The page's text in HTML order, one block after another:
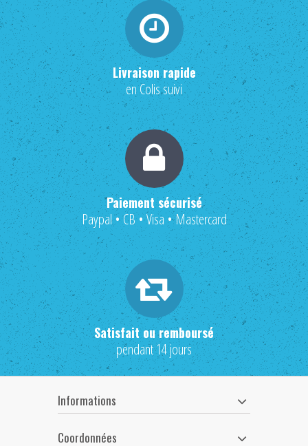
Livraison rapide
en Colis suivi
Paiement sécurisé
Paypal • CB • Visa • Mastercard
Satisfait ou remboursé
pendant 14 jours
Informations
Coordonnées